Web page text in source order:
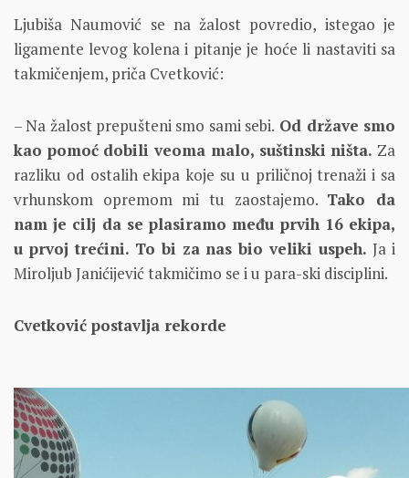
Ljubiša Naumović se na žalost povredio, istegao je
ligamente levog kolena i pitanje je hoće li nastaviti sa
takmičenjem, priča Cvetković:
– Na žalost prepušteni smo sami sebi. Od države smo
kao pomoć dobili veoma malo, suštinski ništa. Za
razliku od ostalih ekipa koje su u priličnoj trenaži i sa
vrhunskom opremom mi tu zaostajemo. Tako da
nam je cilj da se plasiramo među prvih 16 ekipa,
u prvoj trećini. To bi za nas bio veliki uspeh. Ja i
Miroljub Janićijević takmičimo se i u para-ski disciplini.
Cvetković postavlja rekorde